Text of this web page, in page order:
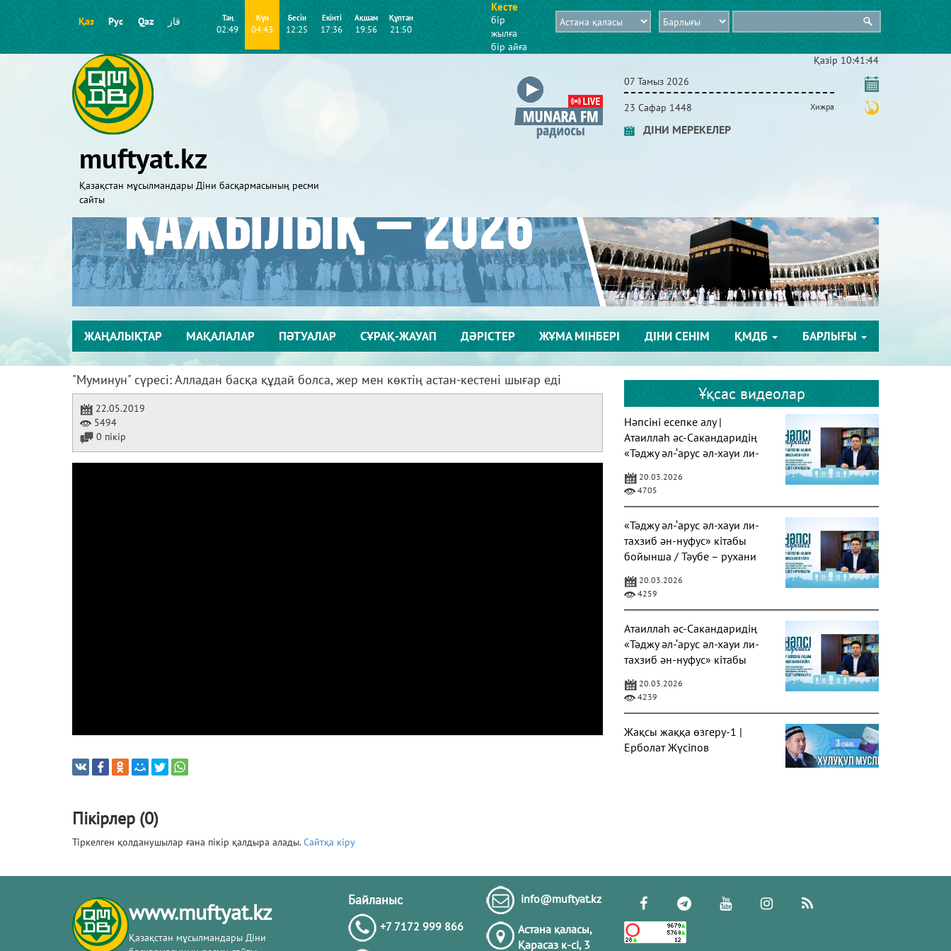
Қаз Рус Qaz قاز Таң
02:49
Күн
04:43
Бесін
12:25
Екінті
17:36
Ақшам
19:56
Құптан
21:50
Кесте
бір
жылға
бір айға
muftyat.kz
Қазақстан мұсылмандары Діни басқармасының ресми
сайты
Қазір 10:41:45
07 Тамыз 2026
23 Сафар 1448 Хижра
ДІНИ МЕРЕКЕЛЕР
ЖАҢАЛЫҚТАР МАҚАЛАЛАР ПӘТУАЛАР СҰРАҚ-ЖАУАП ДӘРІСТЕР ЖҰМА МІНБЕРІ ДІНИ СЕНІМ ҚМДБ БАРЛЫҒЫ
"Муминун" сүресі: Алладан басқа құдай болса, жер мен көктің астан-кестені шығар еді
22.05.2019
5494
0 пікір
Пікірлер (0)
Тіркелген қолданушылар ғана пікір қалдыра алады.Сайтқа кіру
Ұқсас видеолар
Нәпсіні есепке алу |
Атаиллаһ әс-Сакандаридің
«Тәджу әл-‘арус әл-хауи ли-
20.03.2026
4705
«Тәджу әл-‘арус әл-хауи ли-
тахзиб ән-нуфус» кітабы
бойынша / Тәубе – рухани
20.03.2026
4259
Атаиллаһ әс-Сакандаридің
«Тәджу әл-‘арус әл-хауи ли-
тахзиб ән-нуфус» кітабы
20.03.2026
4239
Жақсы жаққа өзгеру-1 |
Ерболат Жүсіпов
4326
Әдепсіздік иманның
www.muftyat.kz
Қазақстан мұсылмандары Діни
Байланыс
+7 7172 999 866
info@muftyat.kz
Астана қаласы,
Қарасаз к-сi, 3